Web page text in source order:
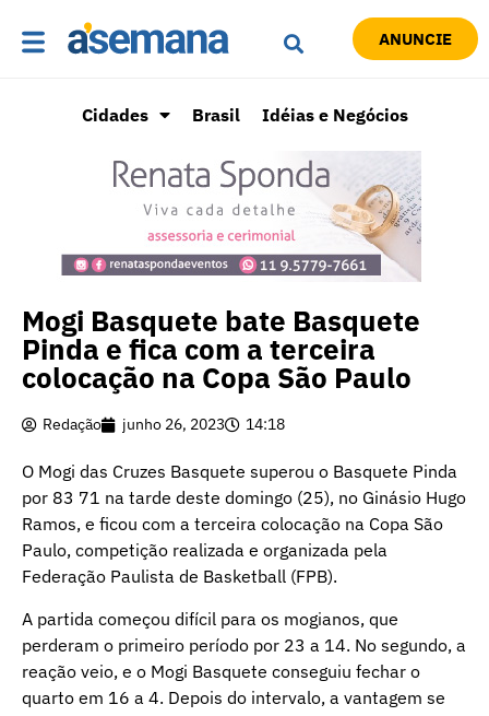
ANUNCIE
Cidades Brasil Idéias e Negócios
Mogi Basquete bate Basquete
Pinda e fica com a terceira
colocação na Copa São Paulo
Redação junho 26, 2023 14:18
O Mogi das Cruzes Basquete superou o Basquete Pinda
por 83 71 na tarde deste domingo (25), no Ginásio Hugo
Ramos, e ficou com a terceira colocação na Copa São
Paulo, competição realizada e organizada pela
Federação Paulista de Basketball (FPB).
A partida começou difícil para os mogianos, que
perderam o primeiro período por 23 a 14. No segundo, a
reação veio, e o Mogi Basquete conseguiu fechar o
quarto em 16 a 4. Depois do intervalo, a vantagem se